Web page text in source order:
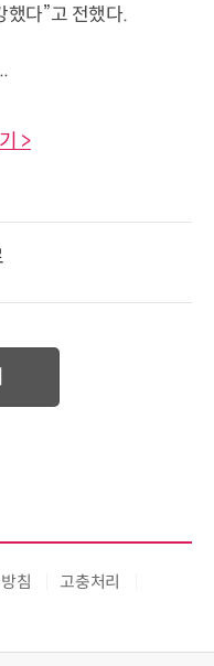
했다”고 전했다.
>
침
고충처리